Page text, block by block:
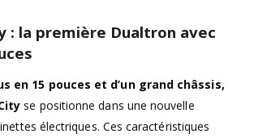
: la première Dualtron avec
en 15 pouces et d’un grand châssis,
se positionne dans une nouvelle
électriques. Ces caractéristiques